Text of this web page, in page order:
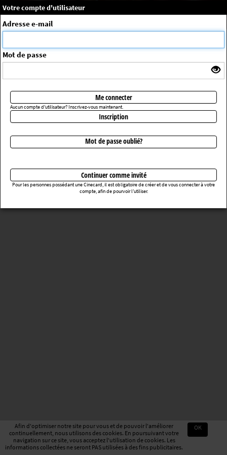
Afin d'optimiser notre site pour vous et de pouvoir l'améliorer
continuellement, nous utilisons des cookies. En poursuivant votre
navigation sur ce site, vous acceptez l'utilisation de cookies. Les
informations collectées ne seront PAS utilisées à des fins publicitaires.
OK
Message système
La séance choisie n'a pas été trouvée
Votre compte d'utilisateur
Adresse e-mail
Mot de passe
Me connecter
Aucun compte d'utilisateur? Inscrivez-vous maintenant.
Inscription
Mot de passe oublié?
Continuer comme invité
Pour les personnes possédant une Cinecard, il est obligatoire de créer et de vous connecter à votre
compte, afin de pourvoir l’utiliser.